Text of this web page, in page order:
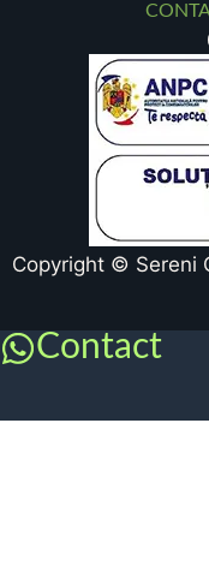
Copyright © Sereni
Contact